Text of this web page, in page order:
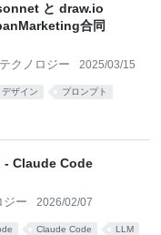
と draw.io
合同
テクノロジー 2025/03/15
デザイン プロンプト
- Claude Code
ジー 2026/02/07
Claude Code LLM